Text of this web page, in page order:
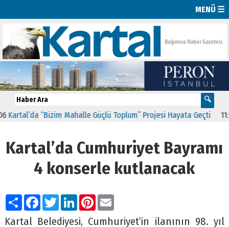
MENÜ ☰
“Bizim Mahalle Güçlü Toplum” Projesi Hayata Geçti 11:41
Kartal’da Cumhuriyet Bayramı
4 konserle kutlanacak
PaylaşFacebook
TwitterLinkedIn
Pinterest
Email
Kartal Belediyesi, Cumhuriyet’in ilanının 98. yıl